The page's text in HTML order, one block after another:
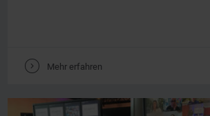
V Mehr erfahren